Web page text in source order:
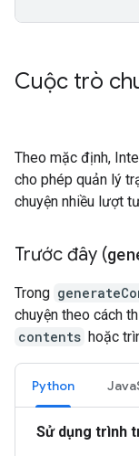
Cuộc trò
Theo mặc định,
cho phép quản lý
chuyện nhiều lượt
Trước đây (
Trong
chuyện theo cách
contents hoặc
Python
Sử dụng trình